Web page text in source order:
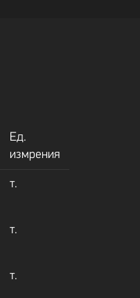
Ед.
измрения
т.
т.
т.